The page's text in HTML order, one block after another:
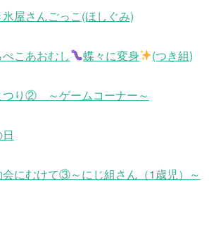
屋さんごっこ(ほしぐみ)
こあおむし 蝶々に変身 (つき組)
つり② ～ゲームコーナー～
会にむけて③～にじ組さん（1歳児）～